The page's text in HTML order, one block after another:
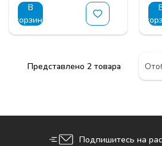
В
корзину
Представлено 2 товара
Подпишитесь на